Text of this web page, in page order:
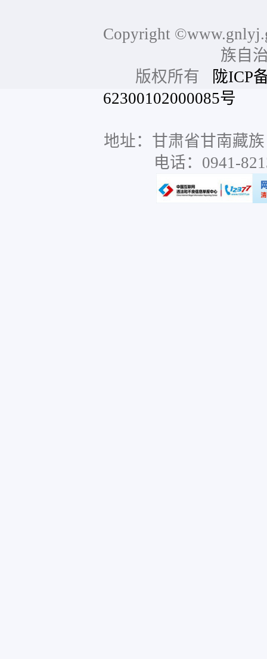
Copyright
族自
版权所有
陇ICP
62300102000085号
地址：甘肃省甘南藏
电话：0941-